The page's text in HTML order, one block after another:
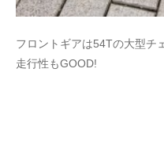
フロントギアは54Tの大型チ
走行性もGOOD!